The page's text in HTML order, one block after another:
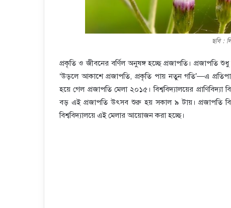
ছবি :
প্রকৃতি ও জীবনের বর্ণিল অনুষঙ্গ হচ্ছে প্রজাপতি। প্রজাপতি
‘উড়লে আকাশে প্রজাপতি, প্রকৃতি পায় নতুন গতি’—এ
হয়ে গেল প্রজাপতি মেলা ২০১৫। বিশ্ববিদ্যালয়ের
বড় এই প্রজাপতি উৎসব শুরু হয় সকাল ৯ টায়। প্রজাপতি
বিশ্ববিদ্যালয়ে এই মেলার আয়োজন করা হচ্ছে।